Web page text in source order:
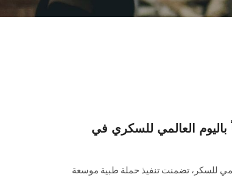
العالمي للسكري في
للسكر، تضمنت تنفيذ حملة طبية موسعة